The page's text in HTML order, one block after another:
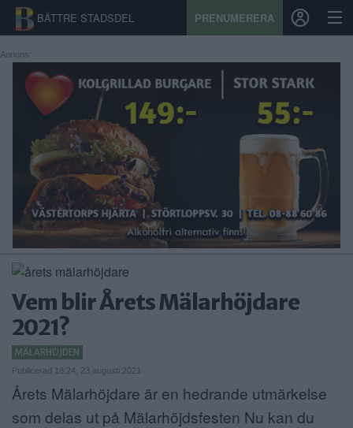
BÄTTRE STADSDEL PRENUMERERA
START
STADSDEL
PRENUMERATION
SPORT
ÅSIKTER
KALENDER
KONTAKT
ANNONSERA
NÄRINGSLIV
Annons:
Vem blir Årets Mälarhöjdare
2021?
MÄLARHÖJDEN
Publicerad 18:24, 23 augusti 2021
Årets Mälarhöjdare är en hedrande utmärkelse
som delas ut på Mälarhöjdsfesten Nu kan du